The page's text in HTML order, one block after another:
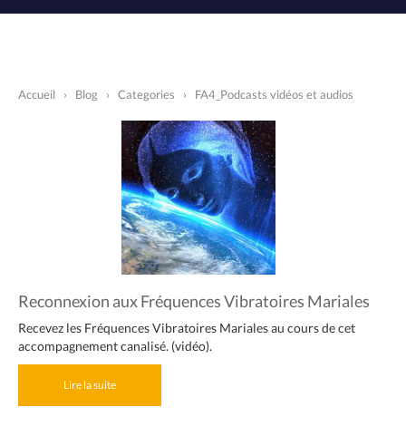
Accueil › Blog › Categories › FA4_Podcasts vidéos et audios
Reconnexion aux Fréquences Vibratoires Mariales
Recevez les Fréquences Vibratoires Mariales au cours de cet
accompagnement canalisé. (vidéo).
Lire la suite